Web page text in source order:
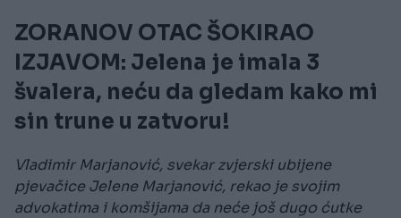
ZORANOV OTAC ŠOKIRAO
IZJAVOM: Jelena je imala 3
švalera, neću da gledam kako mi
sin trune u zatvoru!
Vladimir Marjanović, svekar zvjerski ubijene
pjevačice Jelene Marjanović, rekao je svojim
advokatima i komšijama da neće još dugo ćutke